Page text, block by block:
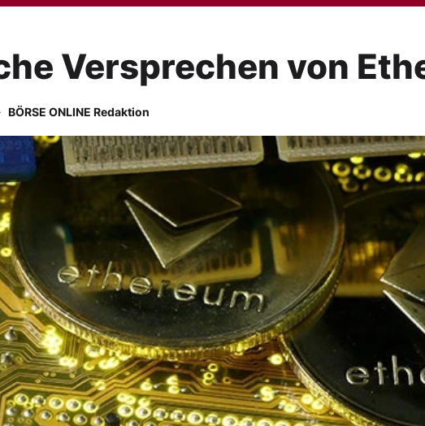
Versprechen von
BÖRSE ONLINE Redaktion